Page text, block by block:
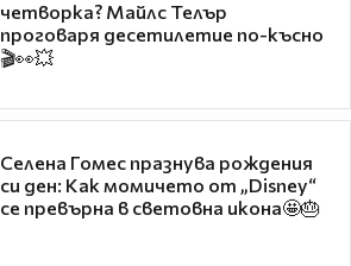
четворка? Майлс Телър
проговаря десетилетие по-късно
🎬👀💥
Селена Гомес празнува рождения
си ден: Как момичето от „Disney“
се превърна в световна икона🤩🎂